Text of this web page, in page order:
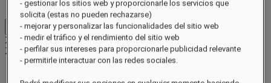
Gana y canjea puntos
Close menu
Xxxx Xxxxxxxxx
XXXXXX X XXXXXXXX X
- gestionar los sitios web y proporcionarle los servicios que
solicita (estas no pueden rechazarse)
- mejorar y personalizar las funcionalidades del sitio web
- medir el tráfico y el rendimiento del sitio web
- perfilar sus intereses para proporcionarle publicidad relevante
- permitirle interactuar con las redes sociales.